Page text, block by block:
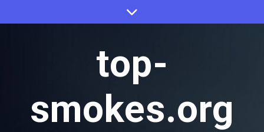
to
top-
smokes.org